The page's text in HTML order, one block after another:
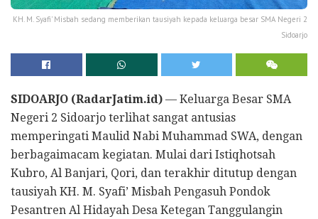
KH. M. Syafi' Misbah sedang memberikan tausiyah kepada keluarga besar SMA Negeri 2
Sidoarjo
SIDOARJO (RadarJatim.id) — Keluarga Besar SMA
Negeri 2 Sidoarjo terlihat sangat antusias
memperingati Maulid Nabi Muhammad SWA, dengan
berbagaimacam kegiatan. Mulai dari Istiqhotsah
Kubro, Al Banjari, Qori, dan terakhir ditutup dengan
tausiyah KH. M. Syafi’ Misbah Pengasuh Pondok
Pesantren Al Hidayah Desa Ketegan Tanggulangin